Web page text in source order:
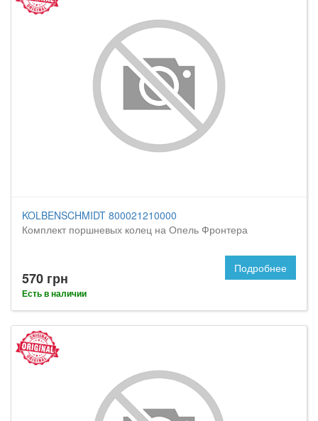
KOLBENSCHMIDT 800021210000
Комплект поршневых колец на Опель Фронтера
570 грн
Есть в наличии
Подробнее